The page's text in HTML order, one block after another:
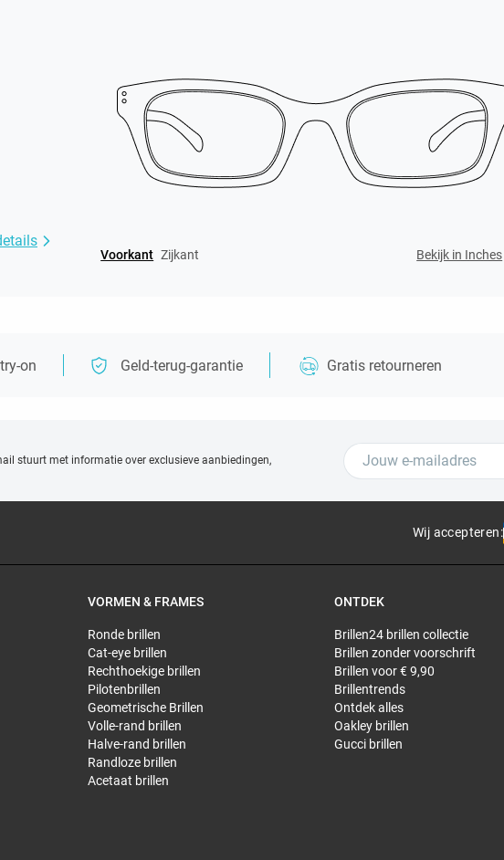
Voorkant Zijkant Bekijk in Inches
on Geld-terug-garantie Gratis retourneren
stuurt met informatie over exclusieve aanbiedingen,
Wij accepteren:
VORMEN & FRAMES
Ronde brillen
Cat-eye brillen
Rechthoekige brillen
Pilotenbrillen
Geometrische Brillen
Volle-rand brillen
Halve-rand brillen
Randloze brillen
Acetaat brillen
ONTDEK
Brillen24 brillen collectie
Brillen zonder voorschrift
Brillen voor € 9,90
Brillentrends
Ontdek alles
Oakley brillen
Gucci brillen